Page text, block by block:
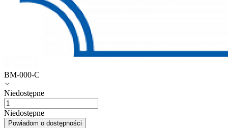
BM-000-C
Niedostępne
Niedostępne
Powiadom o dostępności